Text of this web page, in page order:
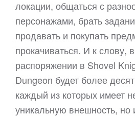
локации, общаться с
персонажами, брать
продавать и покупать
прокачиваться. И к слову,
распоряжении в Shovel
Dungeon будет более
каждый из которых имеет
уникальную внешность, но